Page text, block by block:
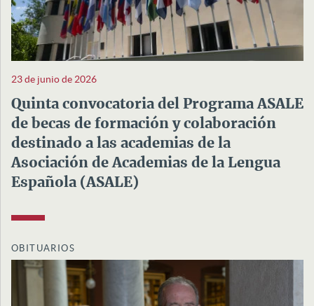
23 de junio de 2026
Quinta convocatoria del Programa ASALE
de becas de formación y colaboración
destinado a las academias de la
Asociación de Academias de la Lengua
Española (ASALE)
OBITUARIOS